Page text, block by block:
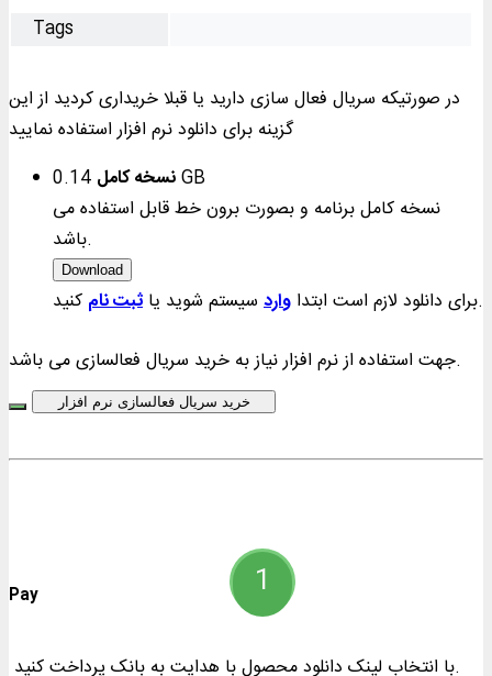
Tags
در صورتیکه سریال فعال سازی دارید یا قبلا خریداری کردید از این
گزینه برای دانلود نرم افزار استفاده نمایید
نسخه کامل0.14 GB
نسخه کامل برنامه و بصورت برون خط قابل استفاده می
باشد.
Download
برای دانلود لازم است ابتدا وارد سیستم شوید یا ثبت نام
کنید.
جهت استفاده از نرم افزار نیاز به خرید سریال فعالسازی می باشد.
خرید سریال فعالسازی نرم افزار
Pay
با انتخاب لینک دانلود محصول با هدایت به بانک پرداخت کنید.